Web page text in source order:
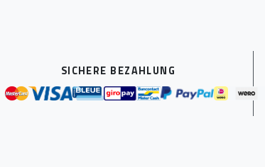
SICHERE BEZAHLUNG